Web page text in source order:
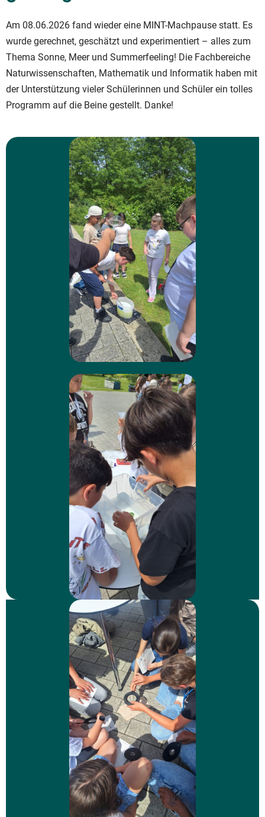
Am 08.06.2026 fand wieder eine MINT-Machpause statt. Es
wurde gerechnet, geschätzt und experimentiert – alles zum
Thema Sonne, Meer und Summerfeeling! Die Fachbereiche
Naturwissenschaften, Mathematik und Informatik haben mit
der Unterstützung vieler Schülerinnen und Schüler ein tolles
Programm auf die Beine gestellt. Danke!